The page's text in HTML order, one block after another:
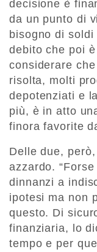
decisione è
da un punto di
bisogno di
debito che poi
considerare
risolta, molti
depotenziati e
più, è in atto
finora favorite
Delle due,
azzardo.
dinnanzi a
ipotesi ma non
questo. Di
finanziaria, lo
tempo e per